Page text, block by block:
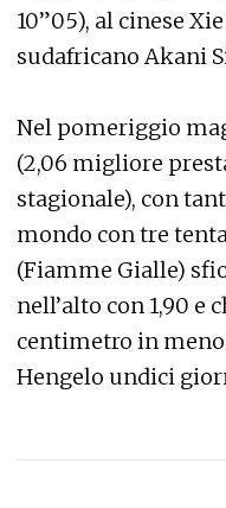
10”05), al cinese
sudafricano Akani
Nel pomeriggio
(2,06 migliore
stagionale), con
mondo con tre
(Fiamme Gialle)
nell’alto con 1,90 e
centimetro in meno
Hengelo undici